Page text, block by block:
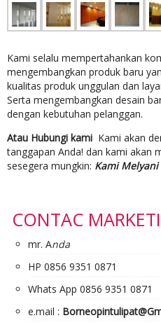
Kami selalu mempertahankan
mengembangkan produk baru
kualitas produk unggulan dan
Serta mengembangkan desain
dengan kebutuhan pelanggan.
Atau Hubungi kami Kami akan
tanggapan Anda! dan kami akan
sesegera mungkin: Kami
CONTAC
mr. Anda
HP 0856 9351 0871
Whats App 0856 9351 0871
e.mail :